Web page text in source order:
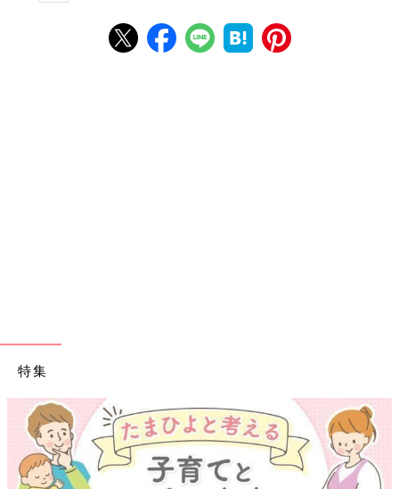
特集